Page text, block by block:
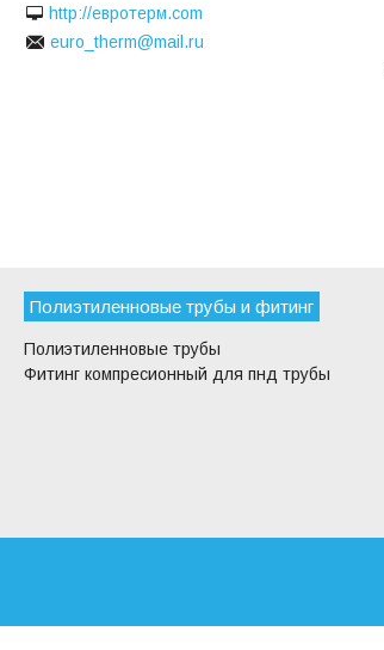
http://евротерм.com
euro_therm@mail.ru
Полиэтиленновые трубы и фитинг
Полиэтиленновые трубы
Фитинг компресионный для пнд трубы